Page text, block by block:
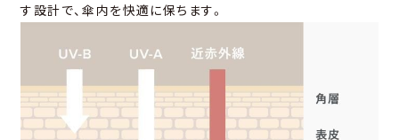
す設計で、傘内を快適に保ちます。